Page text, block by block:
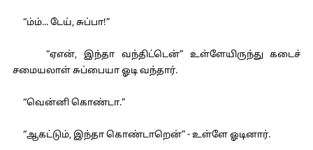
“ம்ம்... டேய், சுப்பா!”
“ஏஎன், இந்தா வந்திட்டென்” உள்ளேயிருந்து கடைச்
சமையலாள் சுப்பையா ஓடி வந்தார்.
“வென்னி கொண்டா.”
“ஆகட்டும், இந்தா கொண்டாறென்” - உள்ளே ஓடினார்.